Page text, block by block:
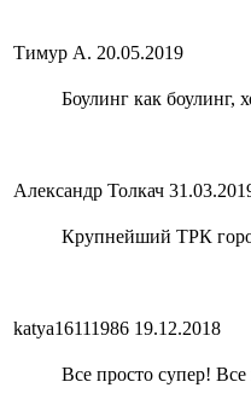
Тимур А. 20.05.2019
Боулинг как боулинг,
Александр Толкач
Крупнейший ТРК
katya16111986 19.12.2018
Все просто супер!